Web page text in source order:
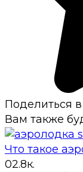
Поделиться
Вам также
Что такое
02.8к.